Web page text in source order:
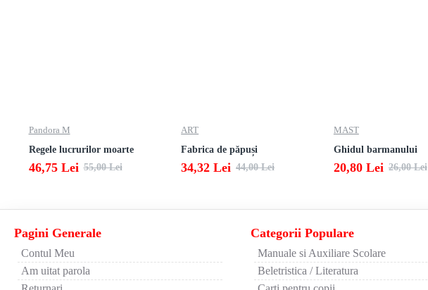
Pandora M
Regele lucrurilor moarte
46,75 Lei 55,00 Lei
ART
Fabrica de păpuși
34,32 Lei 44,00 Lei
MAST
Ghidul barmanului
20,80 Lei 26,00 Lei
Pagini Generale
Contul Meu
Am uitat parola
Categorii Populare
Manuale si Auxiliare Scolare
Beletristica / Literatura